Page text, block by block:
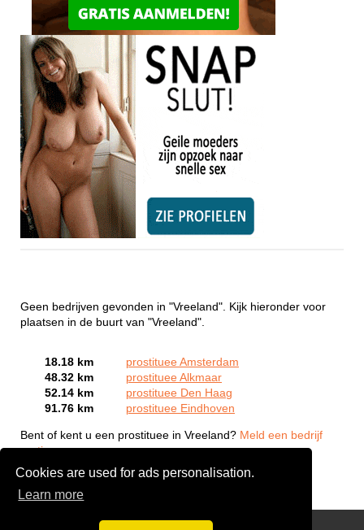
Cookies are used for ads personalisation.
Learn more
Geen bedrijven gevonden in "Vreeland". Kijk hieronder voor
plaatsen in de buurt van "Vreeland".
18.18 km
prostituee Amsterdam
48.32 km
prostituee Alkmaar
52.14 km
prostituee Den Haag
91.76 km
prostituee Eindhoven
Bent of kent u een prostituee in Vreeland? Meld een bedrijf
gratis aan